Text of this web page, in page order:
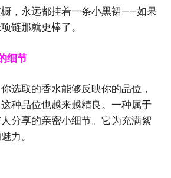
，永远都挂着一条小黑裙——如果
链那就更棒了。
细节
选取的香水能够反映你的品位，
种品位也越来越精良。一种属于
分享的亲密小细节。它为充满絮
力。